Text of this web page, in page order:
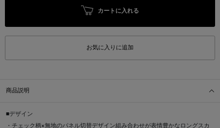
カートに入れる
お気に入りに追加
商品説明
■デザイン
・チェック柄×無地のパネル切替デザイン組み合わせが表情豊かなロングスカ